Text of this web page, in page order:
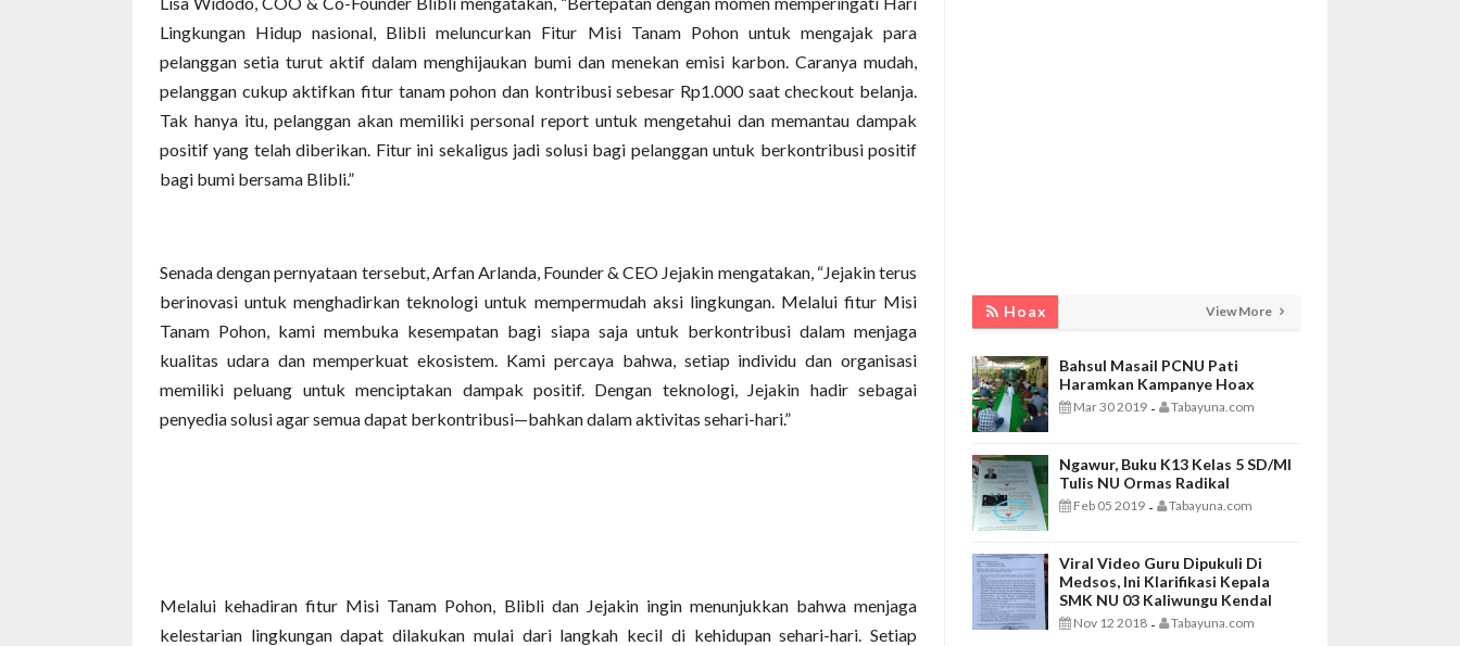
Lingkungan Hidup nasional, Blibli meluncurkan Fitur Misi Tanam Pohon untuk mengajak para
pelanggan setia turut aktif dalam menghijaukan bumi dan menekan emisi karbon. Caranya mudah,
pelanggan cukup aktifkan fitur tanam pohon dan kontribusi sebesar Rp1.000 saat checkout belanja.
Tak hanya itu, pelanggan akan memiliki personal report untuk mengetahui dan memantau dampak
positif yang telah diberikan. Fitur ini sekaligus jadi solusi bagi pelanggan untuk berkontribusi positif
bagi bumi bersama Blibli.”
Senada dengan pernyataan tersebut, Arfan Arlanda, Founder & CEO Jejakin mengatakan, “Jejakin terus
berinovasi untuk menghadirkan teknologi untuk mempermudah aksi lingkungan. Melalui fitur Misi
Tanam Pohon, kami membuka kesempatan bagi siapa saja untuk berkontribusi dalam menjaga
kualitas udara dan memperkuat ekosistem. Kami percaya bahwa, setiap individu dan organisasi
memiliki peluang untuk menciptakan dampak positif. Dengan teknologi, Jejakin hadir sebagai
penyedia solusi agar semua dapat berkontribusi—bahkan dalam aktivitas sehari-hari.”
Melalui kehadiran fitur Misi Tanam Pohon, Blibli dan Jejakin ingin menunjukkan bahwa menjaga
kelestarian lingkungan dapat dilakukan mulai dari langkah kecil di kehidupan sehari-hari. Setiap
Hoax View More
Bahsul Masail PCNU Pati
Haramkan Kampanye Hoax
Mar 30 2019 - Tabayuna.com
Ngawur, Buku K13 Kelas 5 SD/MI
Tulis NU Ormas Radikal
Feb 05 2019 - Tabayuna.com
Viral Video Guru Dipukuli Di
Medsos, Ini Klarifikasi Kepala
SMK NU 03 Kaliwungu Kendal
Nov 12 2018 - Tabayuna.com